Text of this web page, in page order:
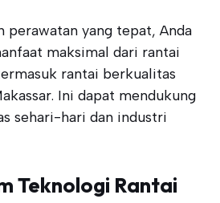
perawatan yang tepat, Anda
maksimal dari rantai
rantai berkualitas
Ini dapat mendukung
sehari-hari dan industri
Teknologi Rantai